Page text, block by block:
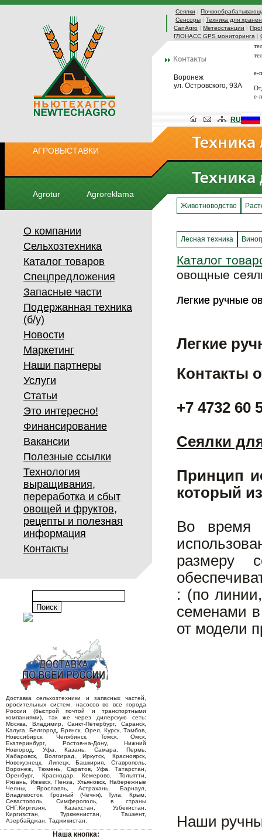
Сеялки |
Сенсоры | Техника для
CanAgro | Метеостанции |
ГЛОНАСС GPS мониторинга |
Воронеж
ул. Островского, 93А
e-
e-
АГРОВЫСТАВКИ
Agrotur Agroreklama
RU
О компании
Сельхозтехника
Каталог товаров
Спецпредложения
Запасные части
Подержанная техника
(б/у)
Новости
Маркетинг
Наши партнеры
Услуги
Статьи
Это интересно!
Финансирование
Вакансии
Полезные ссылки
Технология
выращивания,
переработка и сбыт
овощей и фруктов,
рецепты и полезная
информация
Контакты
Доставка сельхозтехники и запасных частей,
оросительных систем, насосов во все города
России (быстрой почтой и транспортными
компаниями), так же через дилерскую сеть:
Москва, Владимир, Санкт-Петербург, Саранск,
Калуга, Белгород, Брянск, Орел, Курск, Тамбов,
Новосибирск, Челябинск, Томск, Омск,
Екатеринбург, Ростов-на-Дону, Нижний
Новгород, Уфа, Казань, Самара, Пермь,
Хабаровск, Волгоград, Иркутск, Красноярск,
Новокузнецк, Липецк, Башкирия, Ставрополь,
Воронеж, Тюмень, Саратов, Уфа, Татарстан,
Оренбург, Краснодар, Кемерово, Тольятти,
Рязань, Ижевск, Пенза, Ульяновск, Набережные
Челны, Ярославль, Астрахань, Барнаул,
Владивосток, Грозный (Чечня), Тула, Крым,
Севастополь, Симферополь, в страны
СНГ:Киргизия, Казахстан, Узбекистан,
Киргизстан, Туркменистан, Ташкент,
Азербайджан, Таджикистан.
Наша кнопка:
Животноводство
Лесная техника
Каталог
овощные
Легкие ручные
Легкие ручные
Легкие
Контакты
+7 4732 60
Сеялки
Принцип
который
Во время
размеру
: (по
семенами в
от модели
Наши